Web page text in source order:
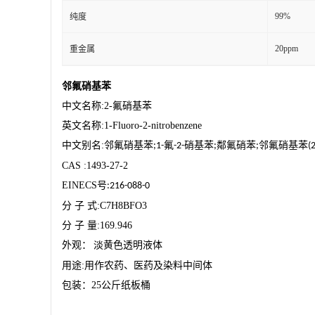
纯度 99%
重金属 20ppm
邻氟硝基苯
中文名称:2-氟硝基苯
英文名称:1-Fluoro-2-nitrobenzene
中文别名 :邻氟硝基苯;1-氟-2-硝基苯;鄰氟硝苯;邻氟硝基苯
CAS :1493-27-2
EINECS号:216-088-0
分 子 式:C7H8BFO3
分 子 量:169.946
外观：
淡黄色透明液体
用途:用作农药、医药及染料中间体
包装： 25公斤纸板桶